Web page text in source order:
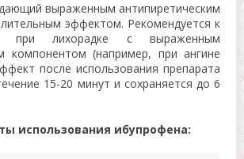
выраженным антипиретическим
эффектом. Рекомендуется к
при лихорадке с выраженным
компонентом (например, при ангине
после использования препарата
15-20 минут и сохраняется до 6
использования ибупрофена: